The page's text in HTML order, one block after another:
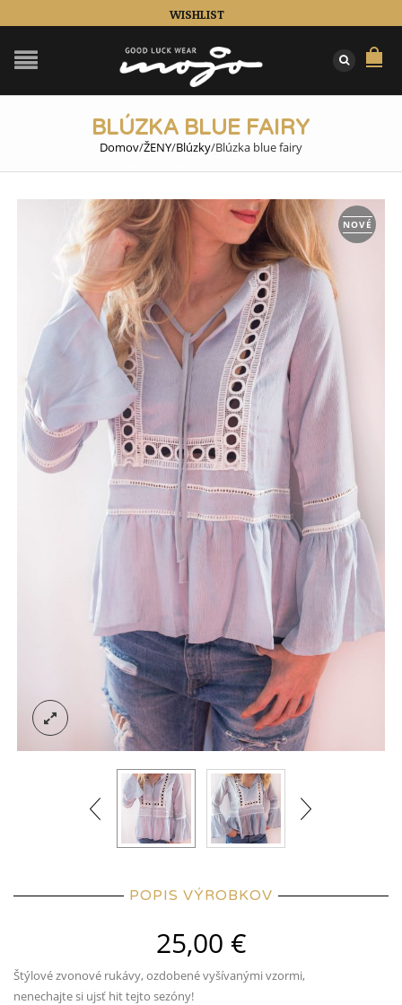
WISHLIST
BLÚZKA BLUE FAIRY
Domov/ŽENY/Blúzky/Blúzka blue fairy
NOVÉ
POPIS VÝROBKOV
25,00 €
Štýlové zvonové rukávy, ozdobené vyšívanými vzormi,
nenechajte si ujsť hit tejto sezóny!